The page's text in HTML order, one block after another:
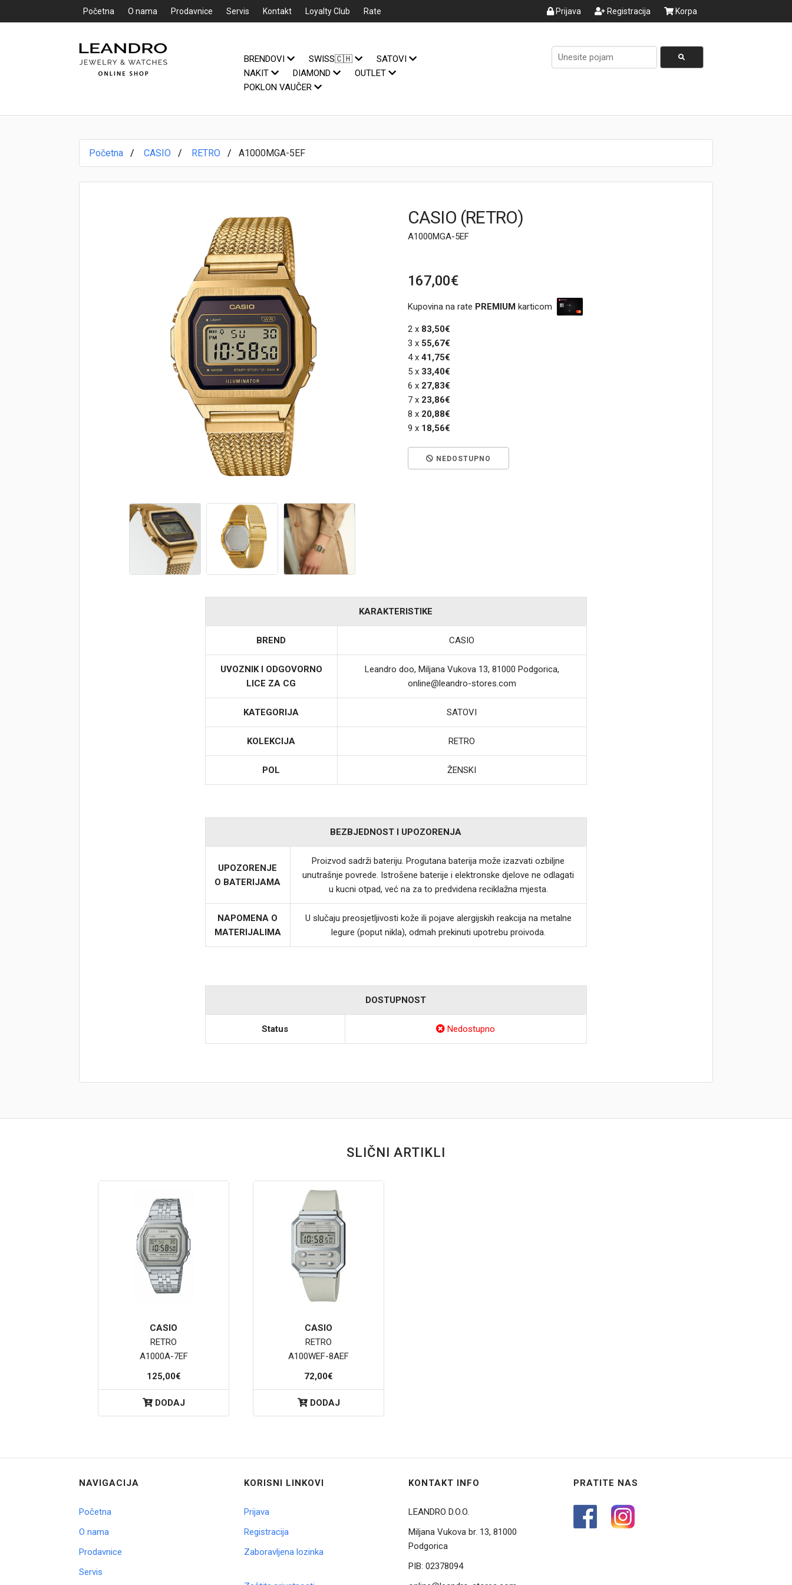
Početna
Servis
Kontakt
Registracija
Početna O nama Prodavnice Servis Kontakt Loyalty Club Rate Prijava Registracija Korpa
BRENDOVI SWISS🇨🇭
SATOVI
NAKIT
DIAMOND
OUTLET
POKLON VAUČER
Početna CASIO RETRO A1000MGA-5EF
CASIO (RETRO)
A1000MGA-5EF
167,00€
Kupovina na rate PREMIUMkarticom
2 x 83,50€
3 x 55,67€
4 x 41,75€
5 x 33,40€
6 x 27,83€
7 x 23,86€
8 x 20,88€
9 x 18,56€
NEDOSTUPNO
KARAKTERISTIKE
BREND CASIO
UVOZNIK I ODGOVORNO
LICE ZA CG
Leandro doo, Miljana Vukova 13, 81000 Podgorica,
online@leandro-stores.com
KATEGORIJA SATOVI
KOLEKCIJA RETRO
POL ŽENSKI
BEZBJEDNOST I UPOZORENJA
UPOZORENJE
O BATERIJAMA
Proizvod sadrži bateriju. Progutana baterija može izazvati ozbiljne
unutrašnje povrede. Istrošene baterije i elektronske djelove ne odlagati
u kucni otpad, već na za to predvidena reciklažna mjesta.
NAPOMENA O
MATERIJALIMA
U slučaju preosjetljivosti kože ili pojave alergijskih reakcija na metalne
legure (poput nikla), odmah prekinuti upotrebu proivoda.
DOSTUPNOST
Status Nedostupno
SLIČNI ARTIKLI
CASIO
RETRO
A1000A-7EF
125,00€
DODAJ
CASIO
RETRO
A100WEF-8AEF
72,00€
DODAJ
NAVIGACIJA
Početna
O nama
Prodavnice
Servis
KORISNI LINKOVI
Prijava
Registracija
Zaboravljena lozinka
KONTAKT INFO
LEANDRO D.O.O.
Miljana Vukova br. 13, 81000
Podgorica
PIB:02378094
PRATITE NAS